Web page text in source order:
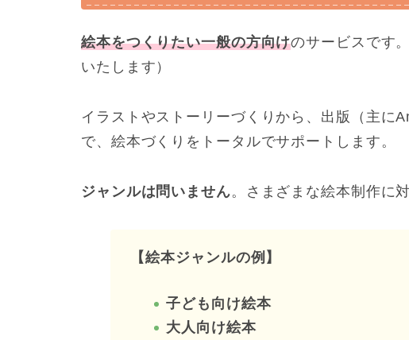
絵本をつくりたい一般の方向けのサービスです
いたします）
イラストやストーリーづくりから、出版（主に
で、絵本づくりをトータルでサポートします。
ジャンルは問いません。さまざまな絵本制作に
【絵本ジャンルの例】
子ども向け絵本
大人向け絵本